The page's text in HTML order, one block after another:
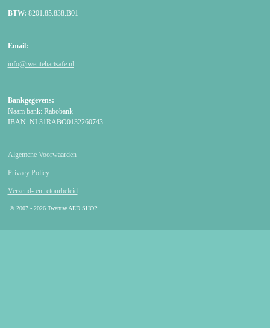
BTW: 8201.85.838.B01
Email:
info@twentehartsafe.nl
Bankgegevens:
Naam bank: Rabobank
IBAN: NL31RABO0132260743
Algemene Voorwaarden
Privacy Policy
Verzend- en retourbeleid
© 2007 - 2026 Twentse AED SHOP